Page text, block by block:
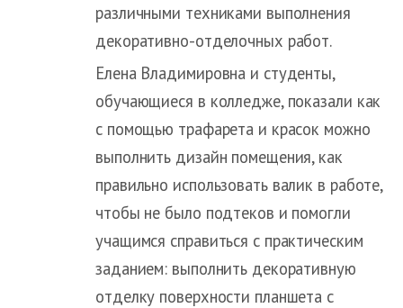
различными техниками выполнения
декоративно-отделочных работ.
Елена Владимировна и студенты,
обучающиеся в колледже, показали как
с помощью трафарета и красок можно
выполнить дизайн помещения, как
правильно использовать валик в работе,
чтобы не было подтеков и помогли
учащимся справиться с практическим
заданием: выполнить декоративную
отделку поверхности планшета с